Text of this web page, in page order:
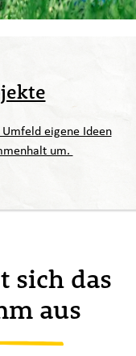
eigene Ideen
um.
sich das
aus